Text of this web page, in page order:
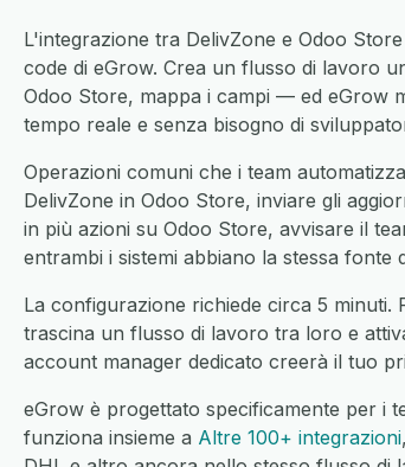
L'integrazione tra DelivZone e Odoo
code di eGrow. Crea un flusso di lavoro
Odoo Store, mappa i campi — ed eGrow
tempo reale e senza bisogno di
Operazioni comuni che i team
DelivZone in Odoo Store, inviare gli
in più azioni su Odoo Store, avvisare il
entrambi i sistemi abbiano la stessa fonte
La configurazione richiede circa 5
trascina un flusso di lavoro tra loro e
account manager dedicato creerà il tuo
eGrow è progettato specificamente per i
funziona insieme a Altre 100+ integrazioni